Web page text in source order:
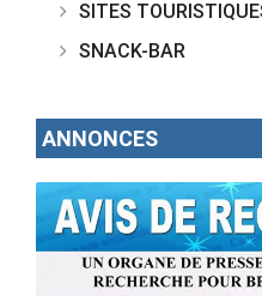
SITES
SNACK-BAR
ANNONCES